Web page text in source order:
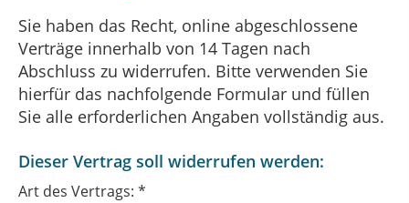
Sie haben das Recht, online abgeschlossene
Verträge innerhalb von 14 Tagen nach
Abschluss zu widerrufen. Bitte verwenden Sie
hierfür das nachfolgende Formular und füllen
Sie alle erforderlichen Angaben vollständig aus.
Dieser Vertrag soll widerrufen werden:
Art des Vertrags: *